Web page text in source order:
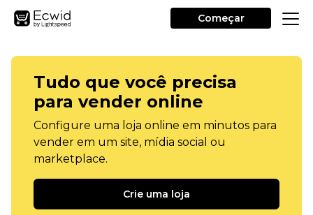
Começar
Tudo que você precisa
para vender online
Configure uma loja online em minutos para
vender em um site, mídia social ou
marketplace.
Crie uma loja